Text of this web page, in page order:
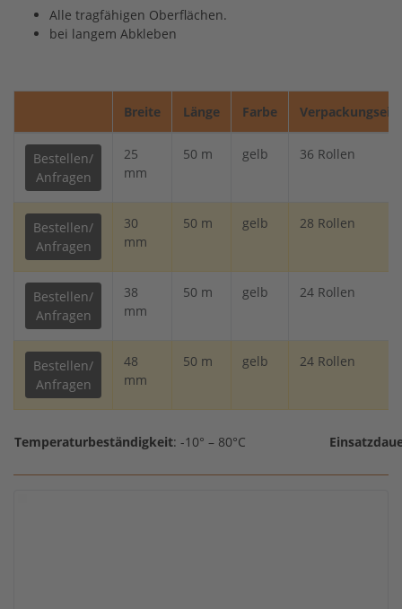
Alle tragfähigen Oberflächen.
bei langem Abkleben
Breite Länge Farbe
Bestellen/
Anfragen
25
mm
50 m gelb 36 Rollen
Bestellen/
Anfragen
30
mm
50 m gelb 28 Rollen
Bestellen/
Anfragen
38
mm
50 m gelb 24 Rollen
Bestellen/
Anfragen
48
mm
50 m gelb 24 Rollen
Temperaturbeständigkeit: -10° – 80°C